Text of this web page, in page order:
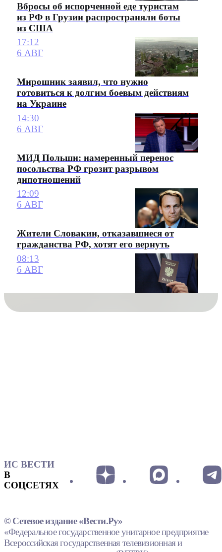
Вбросы об испорченной еде туристам
из РФ в Грузии распространяли боты
из США
17:12
6 АВГ
Мирошник заявил, что нужно
готовиться к долгим боевым действиям
на Украине
14:30
6 АВГ
МИД Польши: намеренный перенос
посольства РФ грозит разрывом
дипотношений
12:09
6 АВГ
Жители Словакии, отказавшиеся от
гражданства РФ, хотят его вернуть
08:13
6 АВГ
ИС ВЕСТИ
В
СОЦСЕТЯХ
© Сетевое издание «Вести.Ру»
«Федеральное государственное унитарное предприятие
Всероссийская государственная телевизионная и